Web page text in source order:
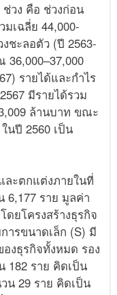
วง คือ ช่วงก่อน
เฉลี่ย 44,000-
ชะลอตัว (ปี 2563-
36,000–37,000
รายได้และกำไร
มีรายได้รวม
ล้านบาท ขณะ
นปี 2560 เป็น
ะตกแต่งภายในที่
6,177 ราย มูลค่า
ยโครงสร้างธุรกิจ
รขนาดเล็ก (S) มี
งธุรกิจทั้งหมด รอง
182 ราย คิดเป็น
น 29 ราย คิดเป็น